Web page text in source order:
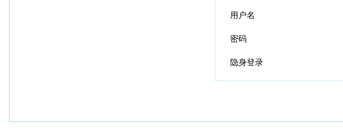
用户名
密码
隐身登录